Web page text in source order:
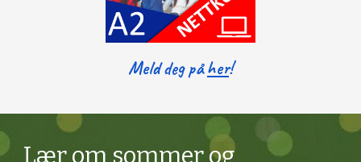
Meld deg påher!
Lær om sommer og